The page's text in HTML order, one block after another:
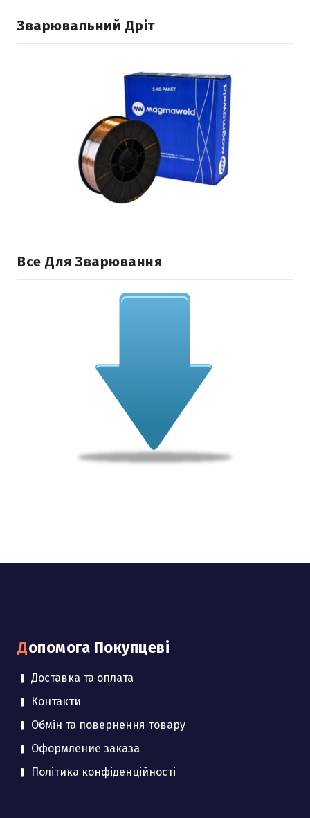
Зварювальний Дріт
Все Для Зварювання
Допомога Покупцеві
Доставка та оплата
Контакти
Обмін та повернення товару
Оформление заказа
Політика конфіденційності